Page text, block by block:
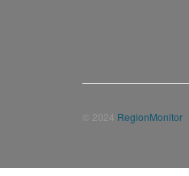
© 2024 RegionMonitor